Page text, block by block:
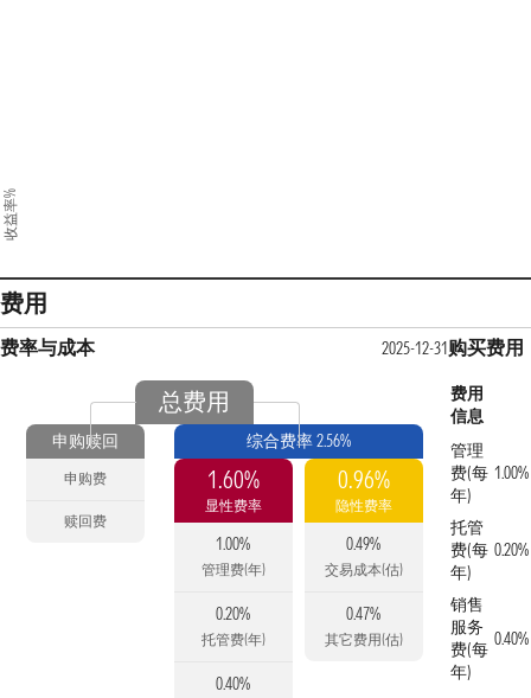
收益率%
费用
费率与成本 2025-12-31
总费用
申购赎回
申购费
赎回费
综合费率 2.56%
1.60%
显性费率
1.00%
管理费(年)
0.20%
托管费(年)
0.40%
0.96%
隐性费率
0.49%
交易成本(估)
0.47%
其它费用(估)
购买费用
费用
信息
管理
费(每
年)
1.00%
托管
费(每
年)
0.20%
销售
服务
费(每
年)
0.40%